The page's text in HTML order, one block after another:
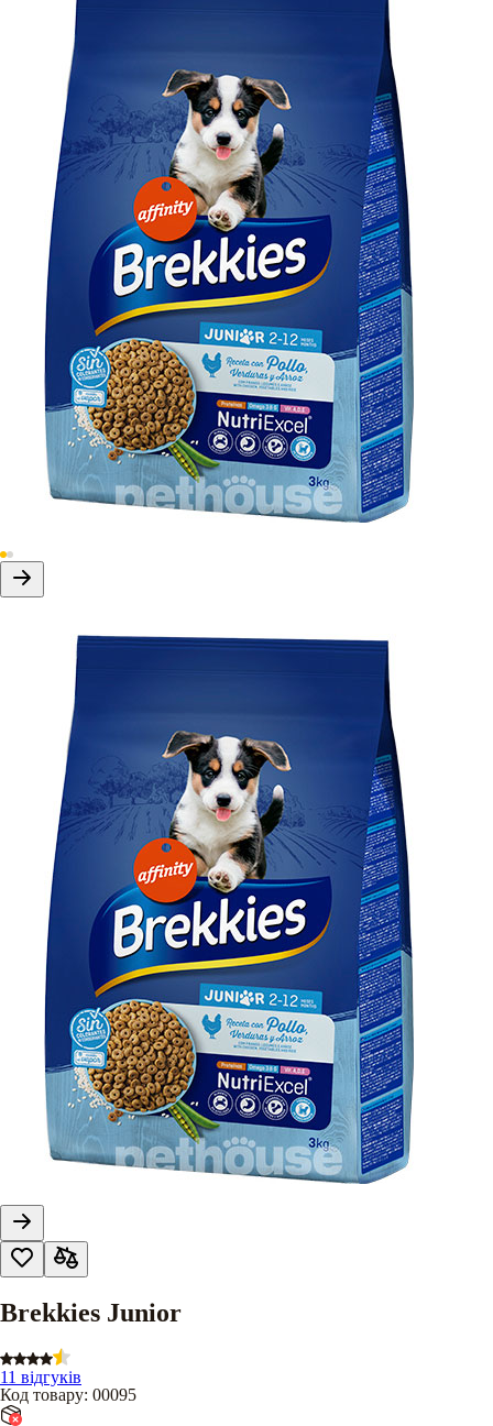
Brekkies Junior
11 відгуків
Код товару: 00095